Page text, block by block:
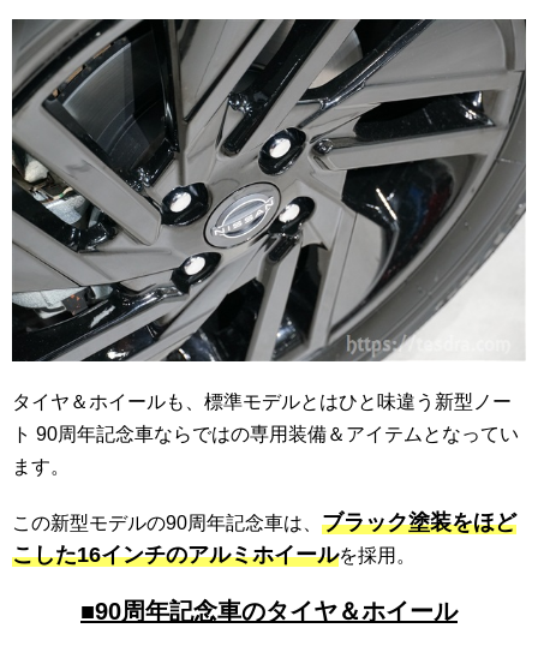
タイヤ＆ホイールも、標準モデルとはひと味違う新型ノー
ト 90周年記念車ならではの専用装備＆アイテムとなってい
ます。
この新型モデルの90周年記念車は、 ブラック塗装をほど
こした16インチのアルミホイールを採用。
■90周年記念車のタイヤ＆ホイール